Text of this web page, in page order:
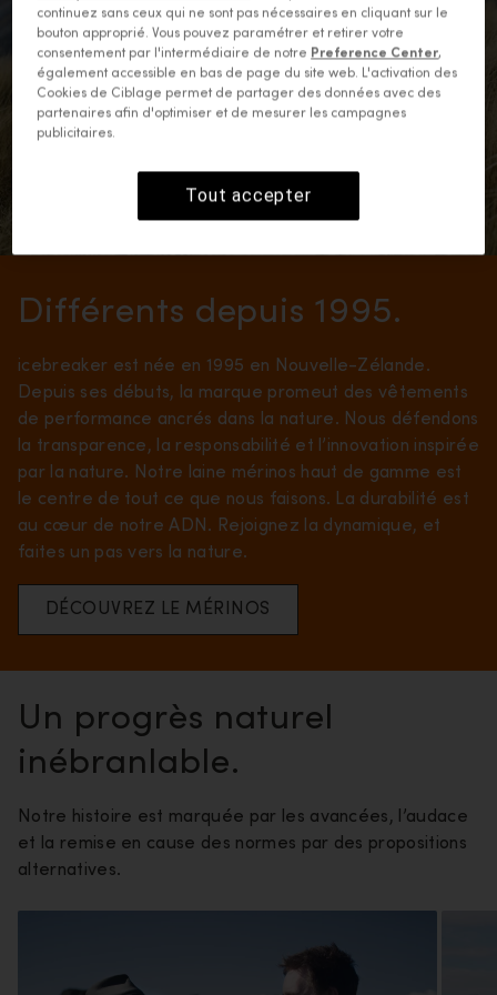
Différents depuis 1995.
icebreaker est née en 1995 en Nouvelle-Zélande.
Depuis ses débuts, la marque promeut des vêtements
de performance ancrés dans la nature. Nous défendons
la transparence, la responsabilité et l’innovation inspirée
par la nature. Notre laine mérinos haut de gamme est
le centre de tout ce que nous faisons. La durabilité est
au cœur de notre ADN. Rejoignez la dynamique, et
faites un pas vers la nature.
DÉCOUVREZ LE MÉRINOS
Un progrès naturel
inébranlable.
Notre histoire est marquée par les avancées, l’audace
et la remise en cause des normes par des propositions
alternatives.
continuez sans ceux qui ne sont pas nécessaires en cliquant sur le
bouton approprié. Vous pouvez paramétrer et retirer votre
consentement par l'intermédiaire de notre Preference Center,
également accessible en bas de page du site web. L'activation des
Cookies de Ciblage permet de partager des données avec des
partenaires afin d'optimiser et de mesurer les campagnes
publicitaires.
Tout accepter